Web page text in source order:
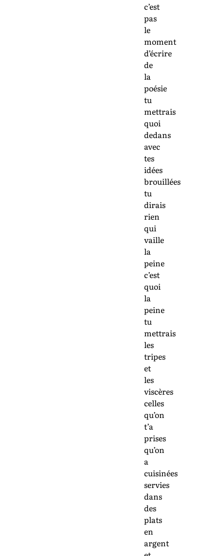
c’est
pas
le
moment
d’écrire
de
la
poésie
tu
mettrais
quoi
dedans
avec
tes
idées
brouillées
tu
dirais
rien
qui
vaille
la
peine
c’est
quoi
la
peine
tu
mettrais
les
tripes
et
les
viscères
celles
qu’on
t’a
prises
qu’on
a
cuisinées
servies
dans
des
plats
en
argent